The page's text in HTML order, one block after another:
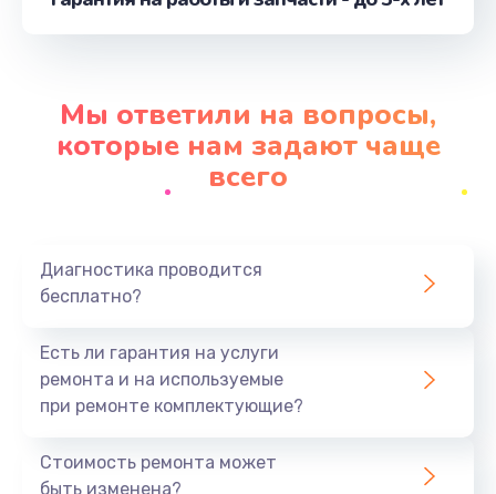
от 880 руб.
от 550 руб.
Заказать
от 1100 руб.
Заказать
Замена вибромотора
Мы ответили на вопросы,
которые нам задают чаще
всего
Диагностика проводится
бесплатно?
Есть ли гарантия на услуги
ремонта и на используемые
при ремонте комплектующие?
Стоимость ремонта может
быть изменена?